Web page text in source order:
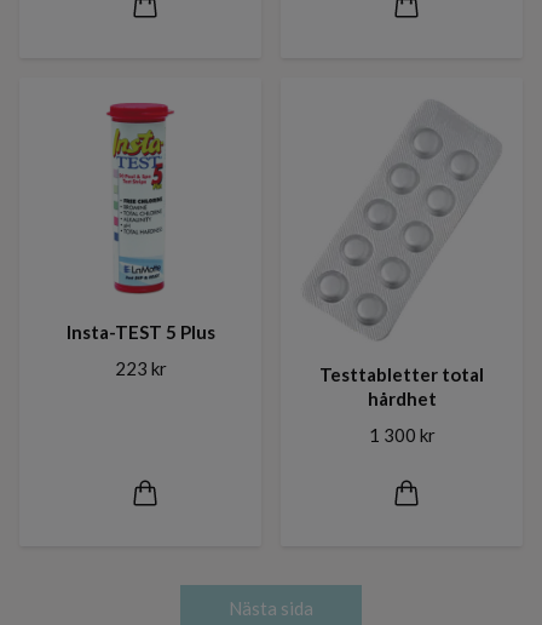
Insta-TEST 5 Plus
223 kr
Testtabletter total
hårdhet
1 300 kr
Nästa sida